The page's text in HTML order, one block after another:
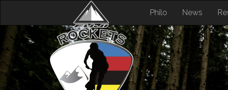
content
Philo News